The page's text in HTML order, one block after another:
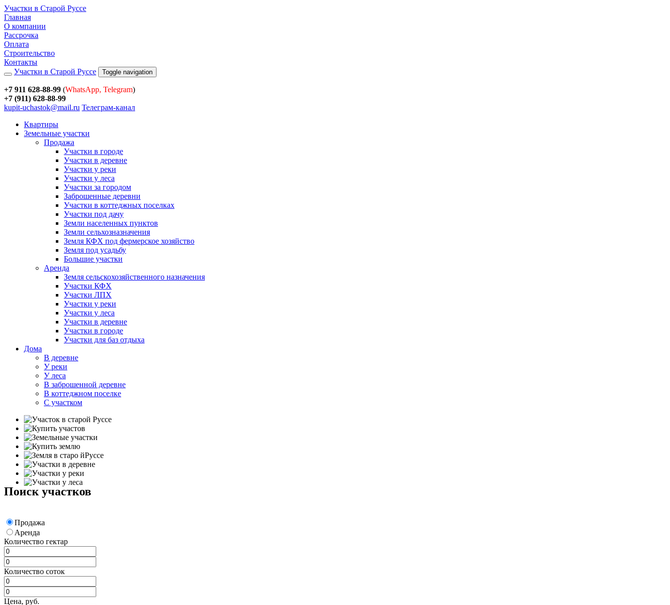
Участки в Старой Руссе
Главная
О компании
Рассрочка
Оплата
Строительство
Контакты
Участки в Старой Руссе
Toggle navigation
+7 911 628-88-99 (WhatsApp, Telegram)
+7 (911) 628-88-99
kupit-uchastok@mail.ru Телеграм-канал
Квартиры
Земельные участки
Продажа
Участки в городе
Участки в деревне
Участки у реки
Участки у леса
Участки за городом
Заброшенные деревни
Участки в коттеджных поселках
Участки под дачу
Земли населенных пунктов
Земли сельхозназначения
Земля КФХ под фермерское хозяйство
Земля под усадьбу
Большие участки
Аренда
Земля сельскохозяйственного назначения
Участки КФХ
Участки ЛПХ
Участки у реки
Участки у леса
Участки в деревне
Участки в городе
Участки для баз отдыха
Дома
В деревне
У реки
У леса
В заброшенной деревне
В коттеджном поселке
С участком
Поиск участков
Продажа
Аренда
Количество гектар
Количество соток
Цена, руб.